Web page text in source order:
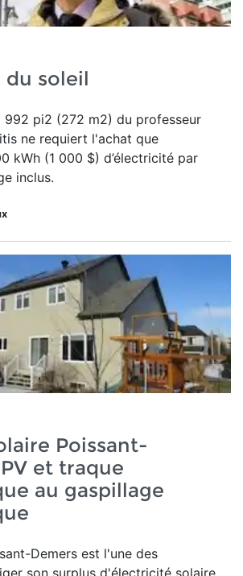
du soleil
992 pi2 (272 m2) du professeur
ne requiert l'achat que
kWh (1 000 $) d’électricité par
inclus.
Poissant-
et traque
au gaspillage
Demers est l'une des
son surplus d'électricité solaire